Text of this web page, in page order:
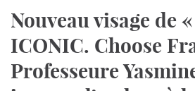
Nouveau visage de
ICONIC. Choose
Professeure